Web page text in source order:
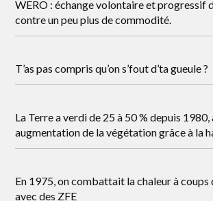
WERO : échange volontaire et progressif
contre un peu plus de commodité.
T’as pas compris qu’on s’fout d’ta gueule ?
La Terre a verdi de 25 à 50 % depuis 1980,
augmentation de la végétation grâce à la
En 1975, on combattait la chaleur à
avec des ZFE